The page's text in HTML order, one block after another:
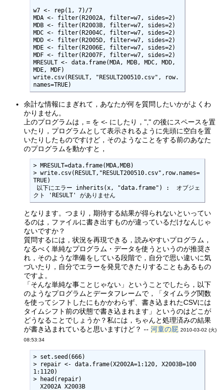
w7 <- rep(1, 7)/7
MDA <- filter(R2002A, filter=w7, sides=2)
MDB <- filter(R2003B, filter=w7, sides=2)
MDC <- filter(R2004C, filter=w7, sides=2)
MDD <- filter(R2005D, filter=w7, sides=2)
MDE <- filter(R2006E, filter=w7, sides=2)
MDF <- filter(R2007F, filter=w7, sides=2)
MRESULT <- data.frame(MDA, MDB, MDC, MDD,
MDE, MDF)
write.csv(RESULT, "RESULT200510.csv", row.
names=TRUE)
余計な情報にまぎれて，あなたが何を質問したいかがよくわ
かりません。
上のプログラムは，= を <- にしたり，"," の後にスペースを置
いたり，プログラムとして表示されるように先頭に空白を置
いたりしたものですけど，そのようなことをする前のあなた
のプログラムを動かすと，
> MRESULT=data.frame(MDA,MDB)
> write.csv(RESULT,"RESULT200510.csv",row.names=
TRUE)
クト 'RESULT' がありません
となります。つまり，期待する結果が得られないといってい
るのは，ファイルに書き出すものが違っているだけなんじゃ
ないですか？
質問するには，状況を再現できる，読みやすいプログラム，
なるべく単純なプログラム・データを使うというのが推奨さ
れ，そのような準備をしている段階で，自分で思い違いに気
づいたり，自分でエラーを発見できたりすることもあるもの
ですよ。
「そんな単純な事ことじゃない」ということでしたら，以下
のようなプログラムとデータフレームで，「タイムラグ関数
を使ってシフトしたにもかかわらず、書き込まれたCSVには
タイムシフト前の状態で書き込まれます」というのはどこが
どうなることでしょうか？私には，ちゃんと処理済みの結果
が書き込まれていると思いますけど？ --河童の屁 2010-03-02 (火)
08:53:34
> set.seed(666)
> repair <- data.frame(X2002A=1:120, X2003B=100
1:1120)
> head(repair)